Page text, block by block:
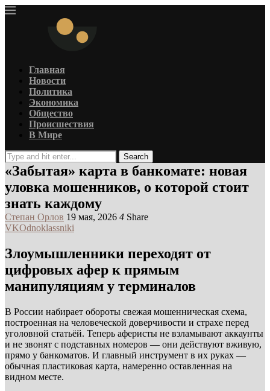
Главная
Новости
Политика
Экономика
Общество
Происшествия
В Мире
Search
«Забытая» карта в банкомате: новая
уловка мошенников, о которой стоит
знать каждому
Степан Орлов 19 мая, 2026 4 Share
VKOdnoklassniki
Злоумышленники переходят от
цифровых афер к прямым
манипуляциям у терминалов
В России набирает обороты свежая мошенническая схема,
построенная на человеческой доверчивости и страхе перед
уголовной статьёй. Теперь аферисты не взламывают аккаунты
и не звонят с подставных номеров — они действуют вживую,
прямо у банкоматов. И главный инструмент в их руках —
обычная пластиковая карта, намеренно оставленная на
видном месте.